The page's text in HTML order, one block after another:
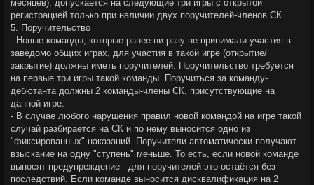
месяцев), допускается на следующие три игры с открытой
регистрацией только при наличии двух поручителей-членов СК.
5. Поручительство
- Новые команды, которые ранее ни разу не принимали участия в
заведомо общих играх, для участия в такой игре (открытие/
закрытие) должны иметь поручителей. Поручительство требуется
на первые три игры такой команды. Поручиться за команду-
дебютанта должны 2 команды-члены СК, присутствующие на
данной игре.
- В случае любого нарушения правил новой командой на игре такой
случай разбирается на СК и по нему выносится одно из
"фиксированных" наказаний. Поручители автоматически получают
взыскание на одну "ступень" меньше. То есть, если новой команде
выносят предупреждение - для поручителей это остаётся без
последствий. Если команде выносится дисквалификация на 2